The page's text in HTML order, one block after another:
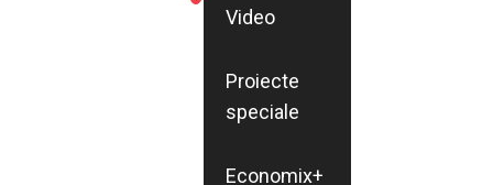
Video
Proiecte
speciale
Economix+